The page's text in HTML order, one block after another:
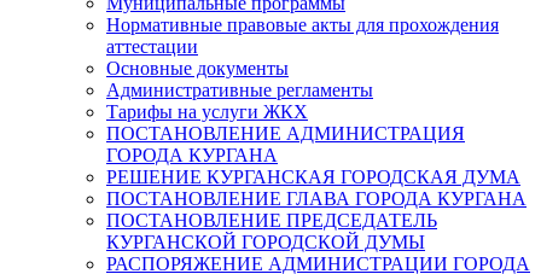
Нормативные правовые акты для прохождения
аттестации
Основные документы
Административные регламенты
Тарифы на услуги ЖКХ
ПОСТАНОВЛЕНИЕ АДМИНИСТРАЦИЯ
ГОРОДА КУРГАНА
РЕШЕНИЕ КУРГАНСКАЯ ГОРОДСКАЯ ДУМА
ПОСТАНОВЛЕНИЕ ГЛАВА ГОРОДА КУРГАНА
ПОСТАНОВЛЕНИЕ ПРЕДСЕДАТЕЛЬ
КУРГАНСКОЙ ГОРОДСКОЙ ДУМЫ
РАСПОРЯЖЕНИЕ АДМИНИСТРАЦИИ ГОРОДА